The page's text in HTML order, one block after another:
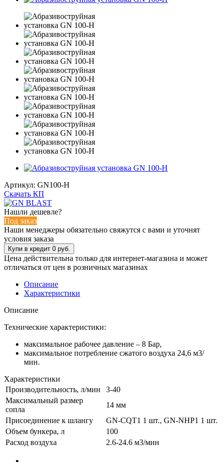
Артикул: GN100-H
Скачать КП
Нашли дешевле?
Под заказ
Наши менеджеры обязательно свяжутся с вами и уточнят
условия заказа
Цена действительна только для интернет-магазина и может
отличаться от цен в розничных магазинах
Описание
Характеристики
Описание
Технические характеристики:
максимальное рабочее давление – 8 Бар,
максимальное потребление сжатого воздуха 24,6 м3/
мин.
Характеристики
Производительность, л/мин
3-40
Максимальный размер
сопла
14 мм
Присоединение к шлангу
GN-CQT1 1 шт., GN-NHP1 1 шт.
Объем бункера, л
100
Расход воздуха
2.6-24.6 м3/мин